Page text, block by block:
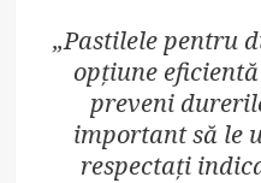
„Pastilele pentru
opțiune
preveni
important să le
respectați